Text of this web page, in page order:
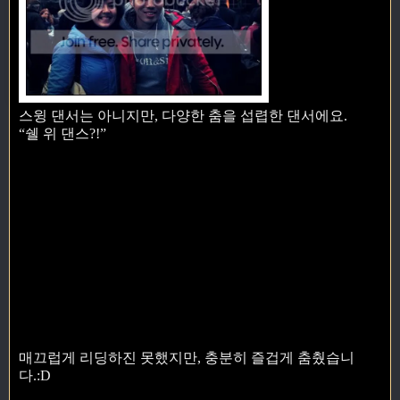
스윙 댄서는 아니지만, 다양한 춤을 섭렵한 댄서에요.
“쉘 위 댄스?!”
매끄럽게 리딩하진 못했지만, 충분히 즐겁게 춤췄습니
다.:D